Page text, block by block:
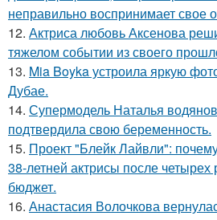
неправильно воспринимает свое
12. Актриса любовь Аксенова
тяжелом событии из своего
13. Mia Boyka устроила яркую
Дубае.
14. Супермодель Наталья
подтвердила свою беременность.
15. Проект "Блейк Лайвли":
38-летней актрисы после четырех
бюджет.
16. Анастасия Волочкова